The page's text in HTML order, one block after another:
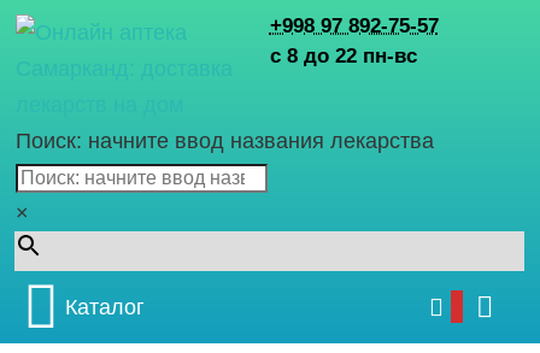
+998 97 892-75-57
с 8 до 22 пн-вс
Поиск: начните ввод названия лекарства
×
Каталог